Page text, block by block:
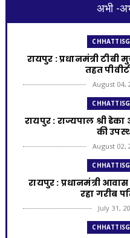
अभी -
रायपुर : प्रधानमंत्री
तहत
August 04,
रायपुर : राज्यपाल श्री
की
August 02,
रायपुर : प्रधानमंत्री
रहा गरीब
July 31,